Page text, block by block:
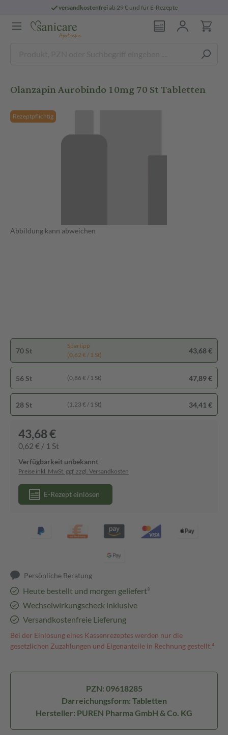
versandkostenfreiab 29 € und für E-Rezepte
Olanzapin Aurobindo 10mg 70 St Tabletten
Rezeptpflichtig
Abbildung kann abweichen
70 St
Spartipp
(0,62 € / 1 St)
43,68 €
56 St (0,86 € / 1 St) 47,89 €
28 St (1,23 € / 1 St) 34,41 €
43,68 €
0,62 € / 1 St
Verfügbarkeit unbekannt
Preise inkl. MwSt. ggf. zzgl. Versandkosten
E-Rezept einlösen
Persönliche Beratung
Heute bestellt und morgen geliefert³
Wechselwirkungscheck inklusive
Versandkostenfreie Lieferung
Bei der Einlösung eines Kassenrezeptes werden nur die
gesetzlichen Zuzahlungen und Eigenanteile in Rechnung gestellt.⁴
PZN: 09618285
Darreichungsform: Tabletten
Hersteller: PUREN Pharma GmbH & Co. KG